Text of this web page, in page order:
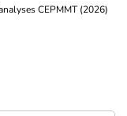
CEPMMT (2026)